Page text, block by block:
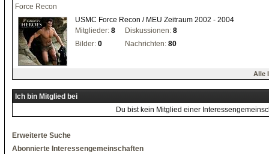
Force Recon
USMC Force Recon / MEU Zeitraum 2002 - 2004
Mitglieder: 8
Bilder: 0
Diskussionen: 8
Nachrichten: 80
Alle
Ich bin Mitglied bei
Du bist kein Mitglied einer
Erweiterte Suche
Abonnierte Interessengemeinschaften